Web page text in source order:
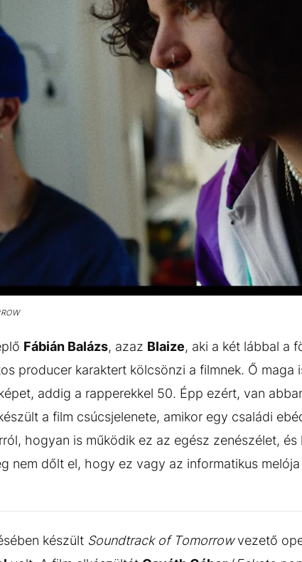
Fábián Balázs, azaz Blaize, aki a két lábbal a
producer karaktert kölcsönzi a filmnek. Ő maga
addig a rapperekkel 50. Épp ezért, van
a film csúcsjelenete, amikor egy családi
hogyan is működik ez az egész zenészélet, és
nem dőlt el, hogy ez vagy az informatikus
készült Soundtrack of Tomorrowvezető